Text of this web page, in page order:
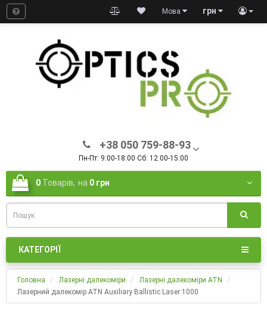
грн
Мова
+38 050 759-88-93
Пн-Пт: 9:00-18:00 Сб: 12:00-15:00
0 Товарів, на 0 грн
КАТЕГОРІЇ
Головна Лазерні далекоміри
Лазерні далекоміри ATN
Лазерний далекомір ATN Auxiliary Ballistic Laser 1000